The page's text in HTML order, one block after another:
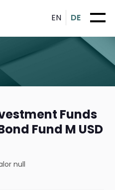
EN DE
Funds
Fund M USD
null